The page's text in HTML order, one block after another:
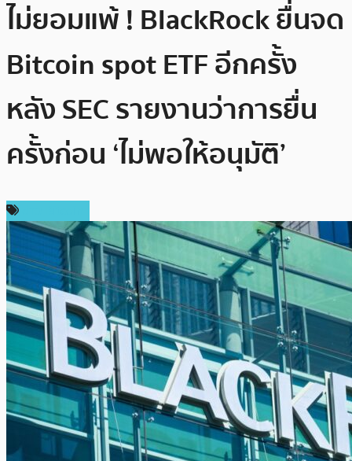
ไม่ยอมแพ้ ! BlackRock ยื่นจด
Bitcoin spot ETF อีกครั้ง
หลัง SEC รายงานว่าการยื่น
ครั้งก่อน ‘ไม่พอให้อนุมัติ’